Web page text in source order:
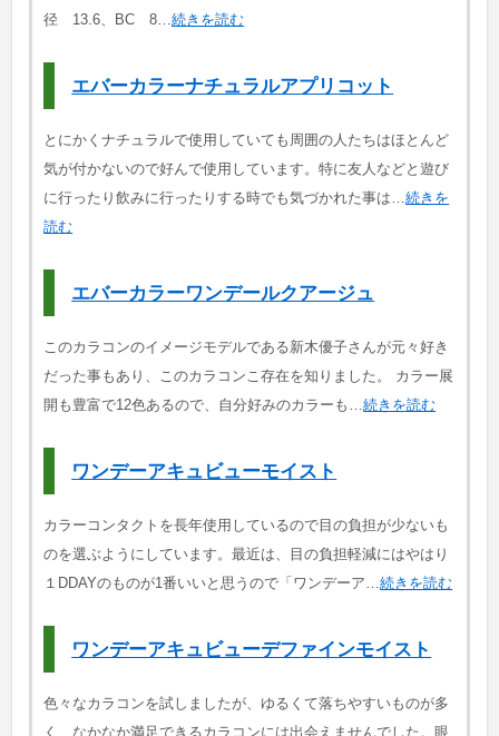
径 13.6、BC 8…続きを読む
エバーカラーナチュラルアプリコット
とにかくナチュラルで使用していても周囲の人たちはほとんど
気が付かないので好んで使用しています。特に友人などと遊び
に行ったり飲みに行ったりする時でも気づかれた事は…続きを
読む
エバーカラーワンデールクアージュ
このカラコンのイメージモデルである新木優子さんが元々好き
だった事もあり、このカラコンこ存在を知りました。 カラー展
開も豊富で12色あるので、自分好みのカラーも…続きを読む
ワンデーアキュビューモイスト
カラーコンタクトを長年使用しているので目の負担が少ないも
のを選ぶようにしています。最近は、目の負担軽減にはやはり
１DDAYのものが1番いいと思うので「ワンデーア…続きを読む
ワンデーアキュビューデファインモイスト
色々なカラコンを試しましたが、ゆるくて落ちやすいものが多
く、なかなか満足できるカラコンには出会えませんでした。眼